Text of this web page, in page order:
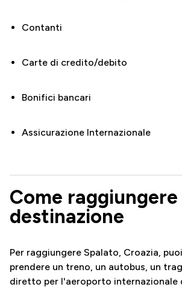
Contanti
Carte di credito/debito
Bonifici bancari
Assicurazione Internazionale
Come
destinazione
Per raggiungere Spalato, Croazia,
prendere un treno, un autobus, un
diretto per l'aeroporto internazionale